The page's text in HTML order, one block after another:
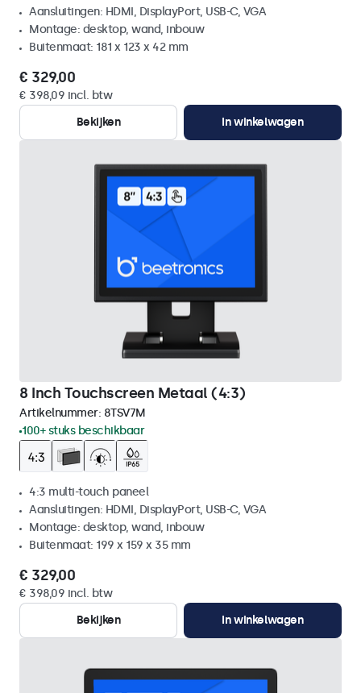
Aansluitingen: HDMI, DisplayPort, USB-C, VGA
Montage: desktop, wand, inbouw
Buitenmaat: 181 x 123 x 42 mm
€ 329,00
€ 398,09 incl. btw
Bekijken
In winkelwagen
8 Inch Touchscreen Metaal (4:3)
Artikelnummer: 8TSV7M
100+ stuks beschikbaar
4:3 multi-touch paneel
Aansluitingen: HDMI, DisplayPort, USB-C, VGA
Montage: desktop, wand, inbouw
Buitenmaat: 199 x 159 x 35 mm
€ 329,00
€ 398,09 incl. btw
Bekijken
In winkelwagen